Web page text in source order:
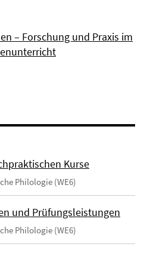
– Forschung und Praxis im
Kurse
Philologie (WE6)
und Prüfungsleistungen
Philologie (WE6)